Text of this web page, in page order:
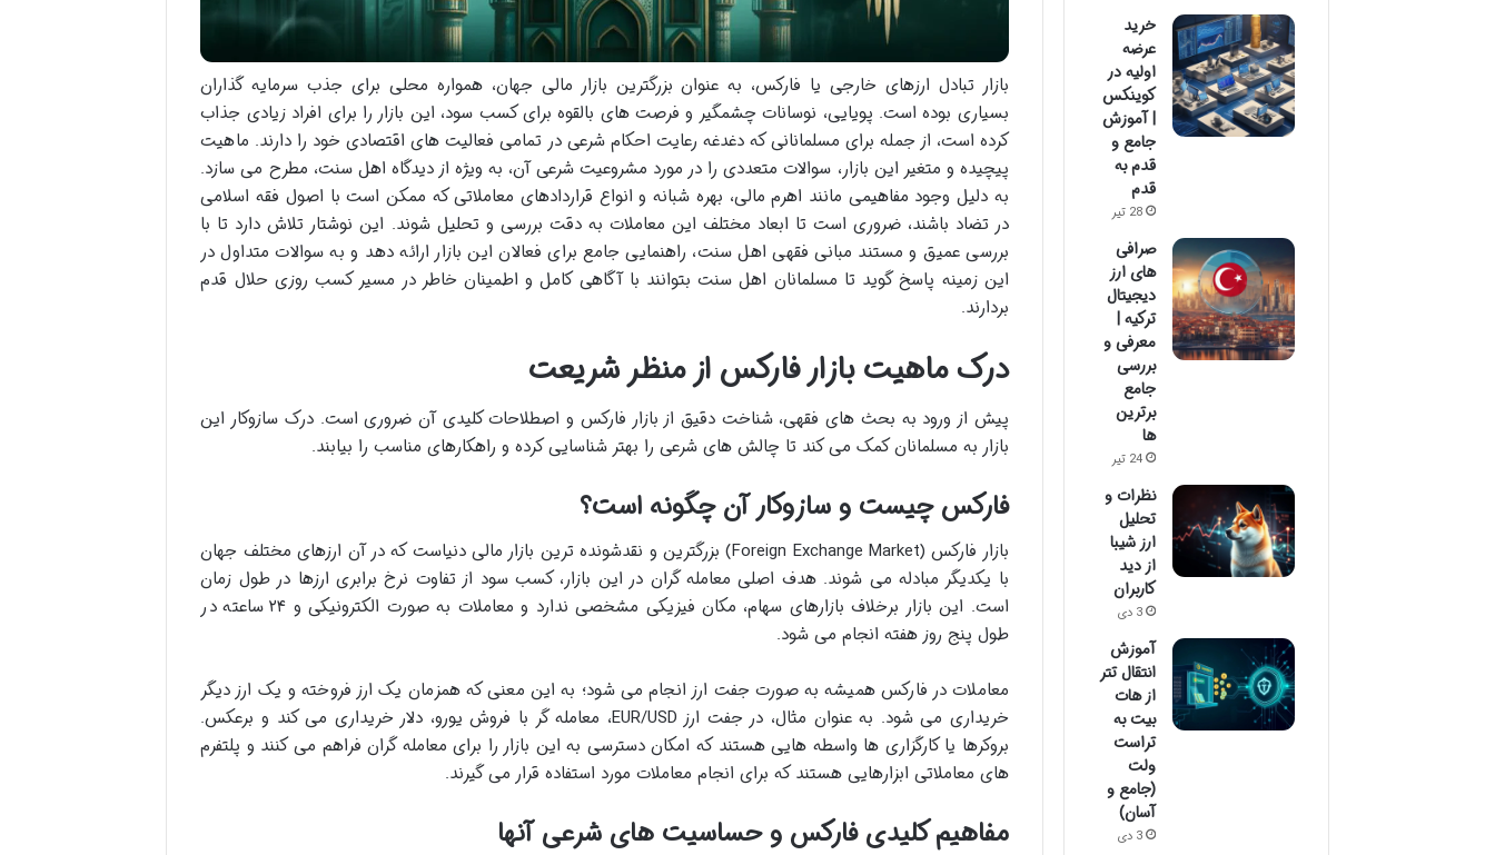
بازار تبادل ارزهای خارجی یا فارکس، به عنوان بزرگترین بازار مالی جهان، همواره محلی برای جذب سرمایه گذاران
بسیاری بوده است. پویایی، نوسانات چشمگیر و فرصت های بالقوه برای کسب سود، این بازار را برای افراد زیادی جذاب
کرده است، از جمله برای مسلمانانی که دغدغه رعایت احکام شرعی در تمامی فعالیت های اقتصادی خود را دارند. ماهیت
پیچیده و متغیر این بازار، سوالات متعددی را در مورد مشروعیت شرعی آن، به ویژه از دیدگاه اهل سنت، مطرح می سازد.
به دلیل وجود مفاهیمی مانند اهرم مالی، بهره شبانه و انواع قراردادهای معاملاتی که ممکن است با اصول فقه اسلامی
در تضاد باشند، ضروری است تا ابعاد مختلف این معاملات به دقت بررسی و تحلیل شوند. این نوشتار تلاش دارد تا با
بررسی عمیق و مستند مبانی فقهی اهل سنت، راهنمایی جامع برای فعالان این بازار ارائه دهد و به سوالات متداول در
این زمینه پاسخ گوید تا مسلمانان اهل سنت بتوانند با آگاهی کامل و اطمینان خاطر در مسیر کسب روزی حلال قدم
بردارند.
درک ماهیت بازار فارکس از منظر شریعت
پیش از ورود به بحث های فقهی، شناخت دقیق از بازار فارکس و اصطلاحات کلیدی آن ضروری است. درک سازوکار این
بازار به مسلمانان کمک می کند تا چالش های شرعی را بهتر شناسایی کرده و راهکارهای مناسب را بیابند.
فارکس چیست و سازوکار آن چگونه است؟
بازار فارکس (Foreign Exchange Market) بزرگترین و نقدشونده ترین بازار مالی دنیاست که در آن ارزهای مختلف جهان
با یکدیگر مبادله می شوند. هدف اصلی معامله گران در این بازار، کسب سود از تفاوت نرخ برابری ارزها در طول زمان
است. این بازار برخلاف بازارهای سهام، مکان فیزیکی مشخصی ندارد و معاملات به صورت الکترونیکی و ۲۴ ساعته در
طول پنج روز هفته انجام می شود.
معاملات در فارکس همیشه به صورت جفت ارز انجام می شود؛ به این معنی که همزمان یک ارز فروخته و یک ارز دیگر
خریداری می شود. به عنوان مثال، در جفت ارز EUR/USD، معامله گر با فروش یورو، دلار خریداری می کند و برعکس.
بروکرها یا کارگزاری ها واسطه هایی هستند که امکان دسترسی به این بازار را برای معامله گران فراهم می کنند و پلتفرم
های معاملاتی ابزارهایی هستند که برای انجام معاملات مورد استفاده قرار می گیرند.
مفاهیم کلیدی فارکس و حساسیت های شرعی آنها
خرید
عرضه
اولیه در
کوینکس
| آموزش
جامع و
قدم به
قدم
28 تیر
صرافی
های ارز
دیجیتال
ترکیه |
معرفی و
بررسی
جامع
برترین
ها
24 تیر
نظرات و
تحلیل
ارز شیبا
از دید
کاربران
3 دی
آموزش
انتقال تتر
از هات
بیت به
تراست
ولت
(جامع و
آسان)
3 دی